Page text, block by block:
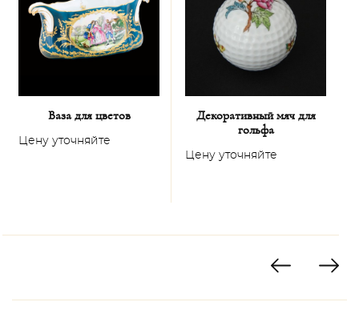
Ваза для цветов
Цену уточняйте
Декоративный мяч для
гольфа
Цену уточняйте